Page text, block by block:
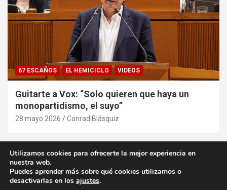
67 ESCAÑOS EL HEMICICLO VIDEOS
Guitarte a Vox: “Solo quieren que haya un
monopartidismo, el suyo”
28 mayo 2026 Conrad Blásquiz
desde la Aljafería
Utilizamos cookies para ofrecerte la mejor experiencia en
nuestra web.
Puedes aprender más sobre qué cookies utilizamos o
desactivarlas en los ajustes.